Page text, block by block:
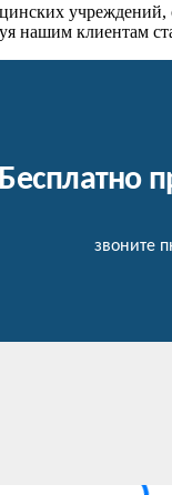
нашим клиентам
Бесплатно
звоните